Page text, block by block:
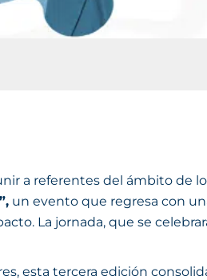
a referentes del ámbito
un evento que regresa con
La jornada, que se
esta tercera edición